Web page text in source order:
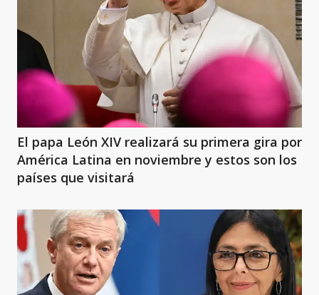
El papa León XIV realizará su primera gira por
América Latina en noviembre y estos son los
países que visitará